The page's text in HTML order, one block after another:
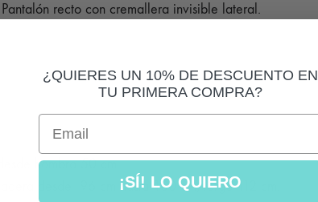
recto con cremallera invisible lateral.
hombro 50 cm.
desde 96 cm hasta 100 cm, largo 112 cm.
¿QUIERES UN 10% DE DESCUENTO EN
TU PRIMERA COMPRA?
Email
¡SÍ! LO QUIERO